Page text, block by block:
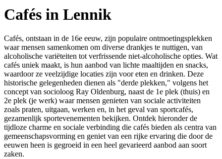
Cafés in Lennik
Cafés, ontstaan in de 16e eeuw, zijn populaire ontmoetingsplekken
waar mensen samenkomen om diverse drankjes te nuttigen, van
alcoholische variëteiten tot verfrissende niet-alcoholische opties. Wat
cafés uniek maakt, is hun aanbod van lichte maaltijden en snacks,
waardoor ze veelzijdige locaties zijn voor eten en drinken. Deze
historische gelegenheden dienen als "derde plekken," volgens het
concept van socioloog Ray Oldenburg, naast de 1e plek (thuis) en
2e plek (je werk) waar mensen genieten van sociale activiteiten
zoals praten, uitgaan, werken en, in het geval van sportcafés,
gezamenlijk sportevenementen bekijken. Ontdek hieronder de
tijdloze charme en sociale verbinding die cafés bieden als centra van
gemeenschapsvorming en geniet van een rijke ervaring die door de
eeuwen heen is gegroeid in een heel gevarieerd aanbod aan soort
zaken.